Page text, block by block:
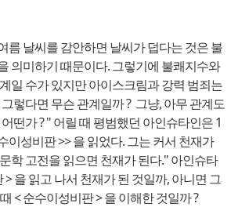
름 날씨를 감안하면 날씨가 덥다는 것은 불
의미하기 때문이다. 그렇기에 불쾌지수와
일 수가 있지만 아이스크림과 강력 범죄는
렇다면 무슨 관계일까 ? 그냥, 아무 관계도
떤가 ? " 어릴 때 평범했던 아인슈타인은 1
이성비판 >> 을 읽었다. 그는 커서 천재가
학 고전을 읽으면 천재가 된다." 아인슈타
> 을 읽고 나서 천재가 된 것일까, 아니면 그
< 순수이성비판 > 을 이해한 것일까 ?